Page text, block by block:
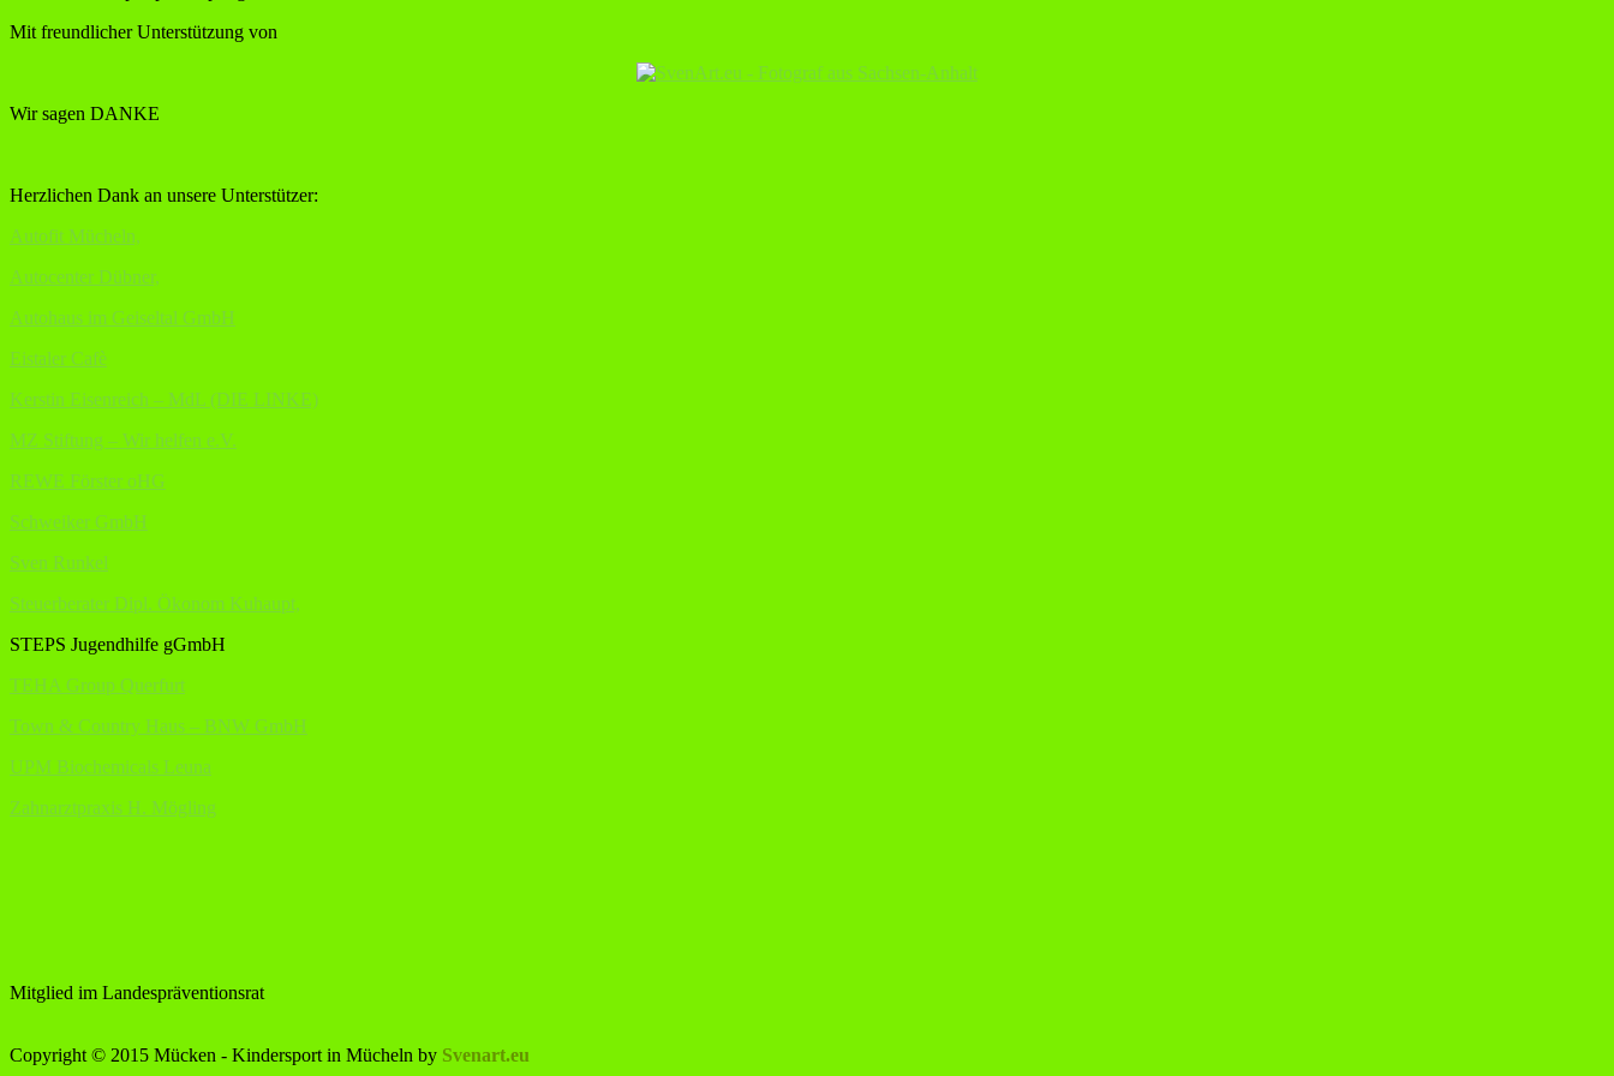
Mit freundlicher Unterstützung von
Wir sagen DANKE
Herzlichen Dank an unsere Unterstützer:
Autofit Mücheln,
Autocenter Dübner,
Autohaus im Geiseltal GmbH
Eistaler Cafè
Kerstin Eisenreich – MdL (DIE LINKE)
MZ Stiftung – Wir helfen e.V.
REWE Förster oHG
Schweiker GmbH
Sven Runkel
Steuerberater Dipl. Ökonom Kuhaupt,
STEPS Jugendhilfe gGmbH
TEHA Group Querfurt
Town & Country Haus – BNW GmbH
UPM Biochemicals Leuna
Zahnarztpraxis H. Mögling
Mitglied im Landespräventionsrat
Copyright © 2015 Mücken - Kindersport in Mücheln by Svenart.eu